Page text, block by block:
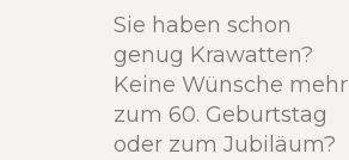
Sie haben schon
genug Krawatten?
Keine Wünsche mehr
zum 60. Geburtstag
oder zum Jubiläum?